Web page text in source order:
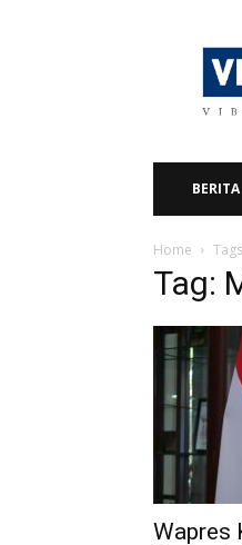
BERITA
Home Tags
Tag:
Wapres